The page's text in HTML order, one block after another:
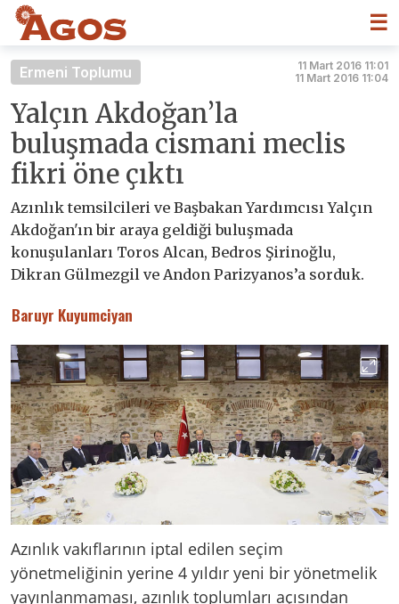
☰
Ermeni Toplumu
11 Mart 2016 11:01
11 Mart 2016 11:04
Yalçın Akdoğan’la
buluşmada cismani meclis
fikri öne çıktı
Azınlık temsilcileri ve Başbakan Yardımcısı Yalçın
Akdoğan'ın bir araya geldiği buluşmada
konuşulanları Toros Alcan, Bedros Şirinoğlu,
Dikran Gülmezgil ve Andon Parizyanos’a sorduk.
Baruyr Kuyumciyan
Azınlık vakıflarının iptal edilen seçim
yönetmeliğinin yerine 4 yıldır yeni bir yönetmelik
yayınlanmaması, azınlık toplumları açısından